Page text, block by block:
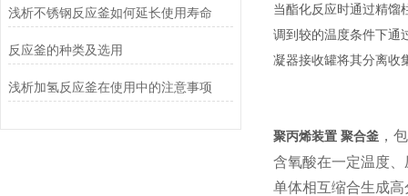
浅析不锈钢反应釜如何延长使用寿命
反应釜的种类及选用
浅析加氢反应釜在使用中的注意事项
当酯化反应时通过精馏
调到较的温度条件下通
凝器接收罐将其分离收
聚丙烯装置 聚合釜 ，
含氧酸在一定温度
单体相互缩合生成